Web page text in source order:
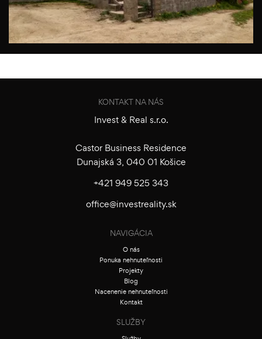
KONTAKT NA NÁS
Invest & Real s.r.o.
Castor Business Residence
Dunajská 3, 040 01 Košice
+421 949 525 343
office@investreality.sk
NAVIGÁCIA
O nás
Ponuka nehnuteľnosti
Projekty
Blog
Nacenenie nehnuteľnosti
Kontakt
SLUŽBY